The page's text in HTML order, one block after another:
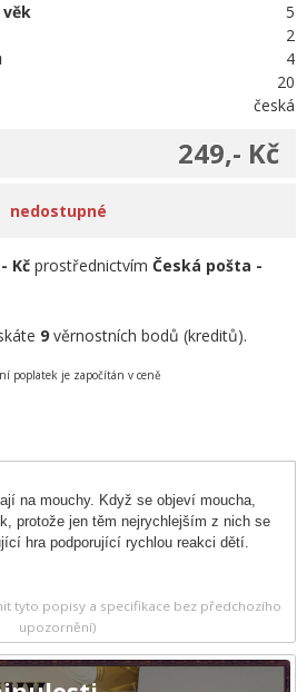
5
2
4
20
česká
249,- Kč
nedostupné
Kč prostřednictvím Česká pošta -
9 věrnostních bodů (kreditů).
poplatek je započítán v ceně
na mouchy. Když se objeví moucha,
protože jen těm nejrychlejším z nich se
hra podporující rychlou reakci dětí.
tyto popisy a specifikace bez předchozího
upozornění)